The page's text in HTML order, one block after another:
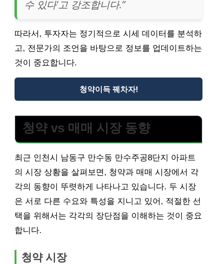
수 있다’고 강조합니다.”
따라서, 투자자는 정기적으로 시세 데이터를 분석하
고, 전문가의 조언을 바탕으로 정보를 업데이트하는
것이 중요합니다.
청약이득 꿰차자!
청약 vs 매매 시장 동향
최근 인천시 남동구 만수동 만수주공8단지 아파트
의 시장 상황을 살펴보면, 청약과 매매 시장에서 각
각의 동향이 뚜렷하게 나타나고 있습니다. 두 시장
은 서로 다른 수요와 특성을 지니고 있어, 적절한 선
택을 위해서는 각각의 장단점을 이해하는 것이 중요
합니다.
청약 시장